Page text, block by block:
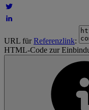
URL fürReferenzlink:
HTML-Code zur